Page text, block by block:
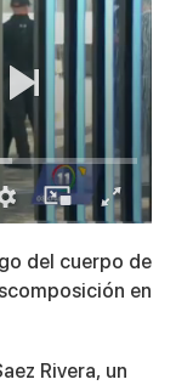
del cuerpo de
en
Rivera, un